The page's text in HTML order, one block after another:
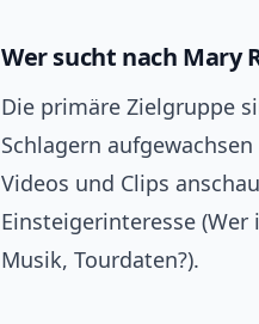
Wer sucht nach Mary
Die primäre Zielgruppe
Schlagern
Videos und Clips
Einsteigerinteresse (Wer
Musik, Tourdaten?).